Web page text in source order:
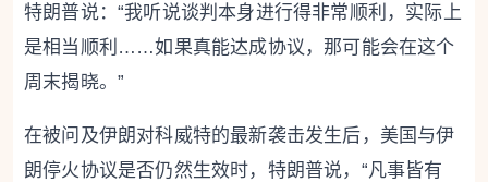
特朗普说：“我听说谈判本身进行得非常顺利，实际上
是相当顺利……如果真能达成协议，那可能会在这个
周末揭晓。”
在被问及伊朗对科威特的最新袭击发生后，美国与伊
朗停火协议是否仍然生效时，特朗普说，“凡事皆有